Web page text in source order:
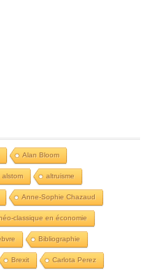
Alan Bloom
alstom altruisme
Anne-Sophie Chazaud
classique en économie
Bibliographie
Brexit Carlota Perez